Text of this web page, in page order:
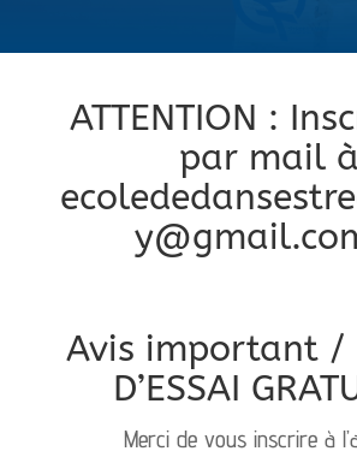
ATTENTION :
par mail à
Avis important /
D’ESSAI
Merci de vous inscrire à